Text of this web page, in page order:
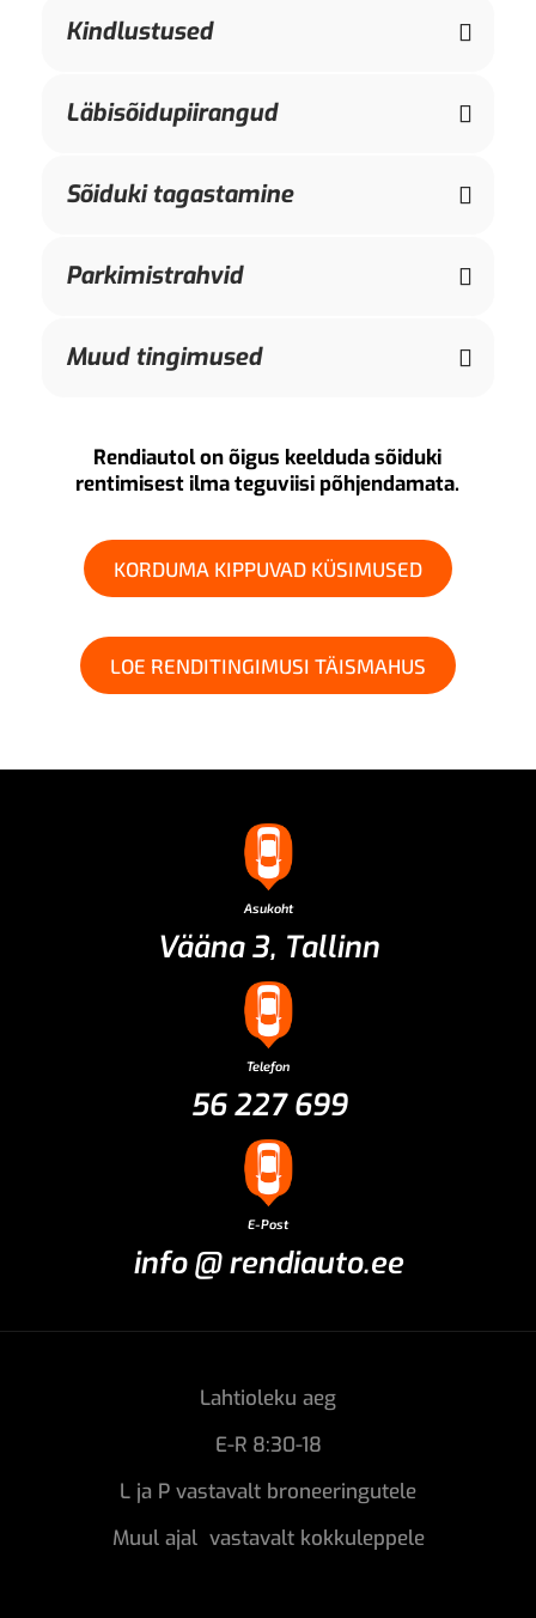
Kindlustused
Läbisõidupiirangud
Sõiduki tagastamine
Parkimistrahvid
Muud tingimused
Rendiautol on õigus keelduda sõiduki
rentimisest ilma teguviisi põhjendamata.
KORDUMA KIPPUVAD KÜSIMUSED
LOE RENDITINGIMUSI TÄISMAHUS
Asukoht
Vääna 3, Tallinn
Telefon
56 227 699
E-Post
info @ rendiauto.ee
Lahtioleku aeg
E-R 8:30-18
L ja P vastavalt broneeringutele
Muul ajal vastavalt kokkuleppele